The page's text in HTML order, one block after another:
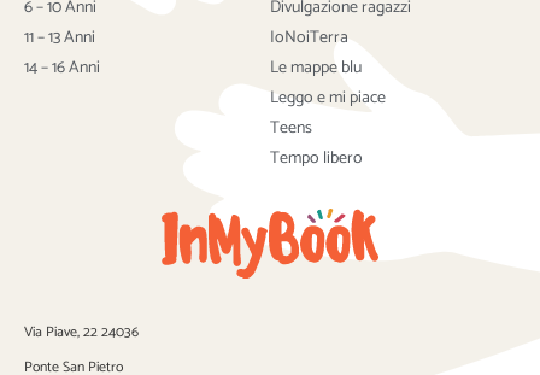
r e
6 – 10 Anni
11 – 13 Anni
14 – 16 Anni
Divulgazione ragazzi
IoNoiTerra
Le mappe blu
Leggo e mi piace
Teens
Tempo libero
Via Piave, 22 24036
Ponte San Pietro